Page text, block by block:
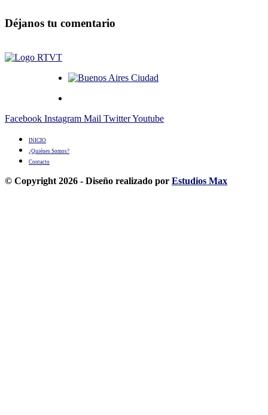
Déjanos tu comentario
Facebook Instagram Mail TwitterYoutube
INICIO
¿Quiénes Somos?
Contacto
© Copyright 2026 - Diseño realizado por Estudios Max